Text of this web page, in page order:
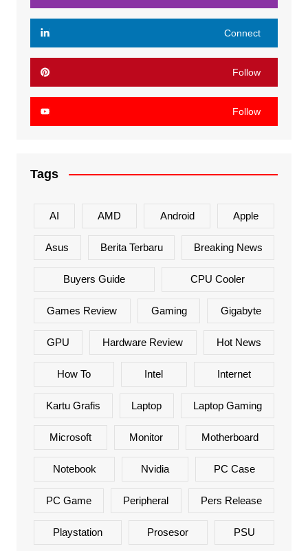
Connect
Follow
Follow
Tags
AI AMD Android Apple
Asus Berita Terbaru Breaking News
Buyers Guide CPU Cooler
Games Review Gaming Gigabyte
GPU Hardware Review Hot News
How To Intel Internet
Kartu Grafis Laptop Laptop Gaming
Microsoft Monitor Motherboard
Notebook Nvidia PC Case
PC Game Peripheral Pers Release
Playstation Prosesor PSU